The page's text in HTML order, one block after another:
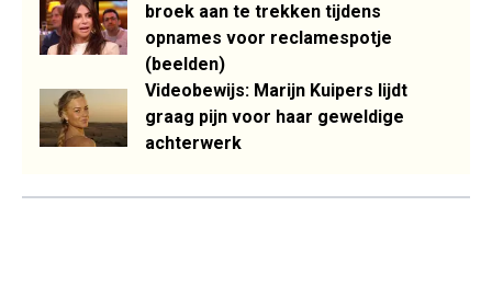
broek aan te trekken tijdens
opnames voor reclamespotje
(beelden)
Videobewijs: Marijn Kuipers lijdt
graag pijn voor haar geweldige
achterwerk